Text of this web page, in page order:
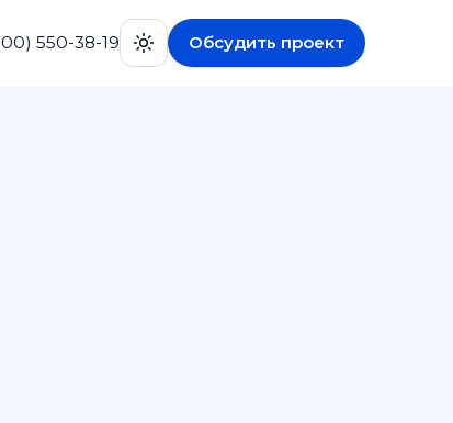
550-38-19 Обсудить проект